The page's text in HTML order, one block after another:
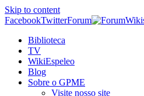
Skip to content
FacebookTwitterForum
Biblioteca
TV
WikiEspeleo
Blog
Sobre o GPME
Visite nosso site